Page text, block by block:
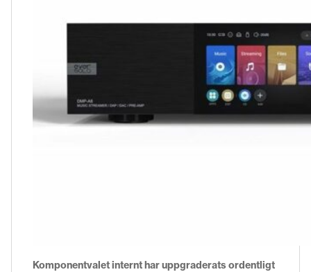
Komponentvalet internt har uppgraderats ordentligt